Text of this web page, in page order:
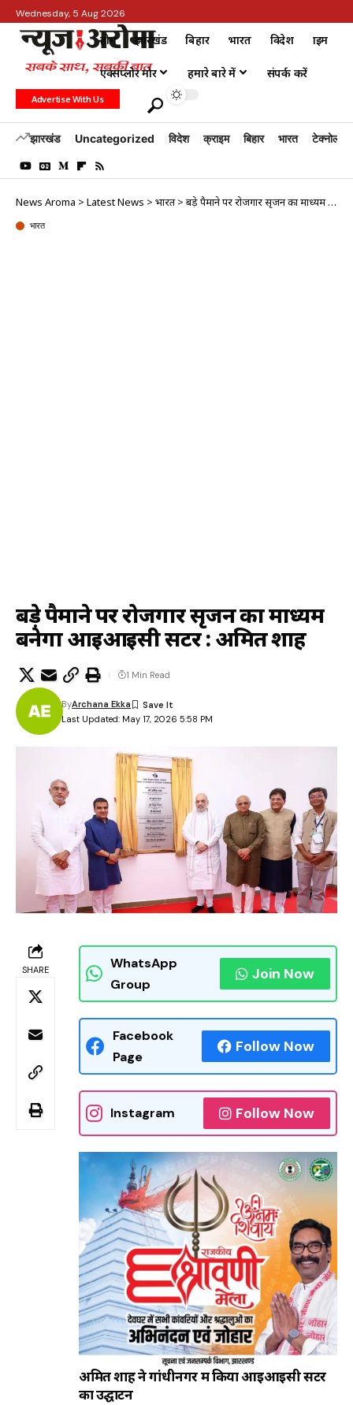
Wednesday, 5 Aug 2026
होम झारखंड बिहार भारत विदेश क्राइम
एक्सप्लोर मोर हमारे बारे में संपर्क करें
Advertise With Us
झारखंड Uncategorized विदेश क्राइम बिहार भारत टेक्नोलॉजी
News Aroma > Latest News > भारत>बड़े पैमाने पर रोजगार सृजन का माध्यम बनेगा आइआइसी सेंटर : अमित शाह
भारत
बड़े पैमाने पर रोजगार सृजन का माध्यम
बनेगा आइआइसी सेंटर : अमित शाह
Last Updated: May 17, 2026 5:58 PM
ByArchana Ekka
1 Min Read
SHARE
WhatsApp
Group
Join Now
Facebook
Page
Follow Now
Instagram Follow Now
अमित शाह ने गांधीनगर में किया आइआइसी सेंटर
का उद्घाटन